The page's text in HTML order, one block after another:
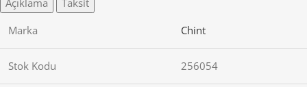
Açıklama
Taksit
Marka
Chint
Stok Kodu 256054